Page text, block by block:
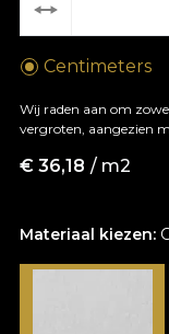
Materiaal kiezen:
Centimeters
Wij raden aan om
vergroten, aangezien
€ 36,18 / m2